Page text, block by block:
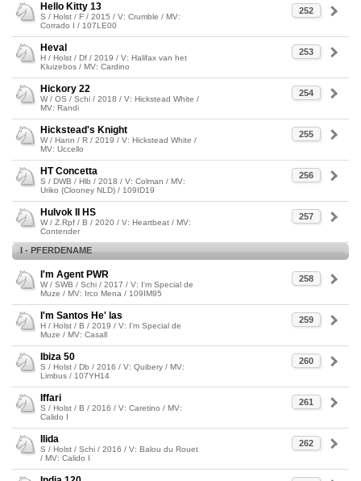
252
Hello Kitty 13
S / Holst / F / 2015 / V: Crumble / MV:
Corrado I / 107LE00
253
Heval
H / Holst / Df / 2019 / V: Halifax van het
Kluizebos / MV: Cardino
254
Hickory 22
W / OS / Schi / 2018 / V: Hickstead White /
MV: Randi
255
Hickstead's Knight
W / Hann / R / 2019 / V: Hickstead White /
MV: Uccello
256
HT Concetta
S / DWB / Hlb / 2018 / V: Colman / MV:
Uriko (Clooney NLD) / 109ID19
257
Hulvok II HS
W / Z.Rpf / B / 2020 / V: Heartbeat / MV:
Contender
I - PFERDENAME
258
I'm Agent PWR
W / SWB / Schi / 2017 / V: I'm Special de
Muze / MV: Irco Mena / 109IM95
259
I'm Santos He' las
H / Holst / B / 2019 / V: I'm Special de
Muze / MV: Casall
260
Ibiza 50
S / Holst / Db / 2016 / V: Quibery / MV:
Limbus / 107YH14
261
Iffari
S / Holst / B / 2016 / V: Caretino / MV:
Calido I
262
Ilida
S / Holst / Schi / 2016 / V: Balou du Rouet
/ MV: Calido I